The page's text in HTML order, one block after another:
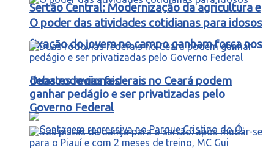
Sertão Central: Modernização da agricultura e
fixação do jovem no campo ganham força nos
debates regionais
O poder das atividades cotidianas para idosos
Duas rodovias federais no Ceará podem
ganhar pedágio e ser privatizadas pelo
Governo Federal